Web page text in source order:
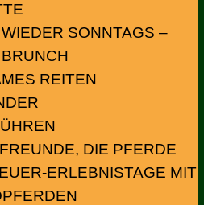
SONNTAGS –
REITEN
DIE PFERDE
ERLEBNISTAGE MIT